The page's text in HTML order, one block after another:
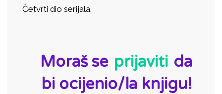
Četvrti dio serijala.
Moraš se prijaviti da
bi ocijenio/la knjigu!